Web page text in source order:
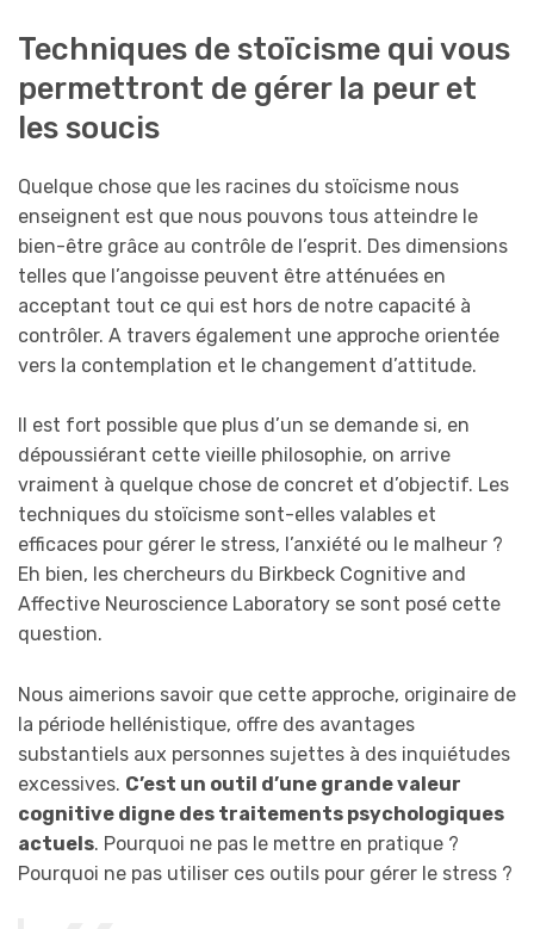
Techniques de stoïcisme qui vous
permettront de gérer la peur et
les soucis
Quelque chose que les racines du stoïcisme nous
enseignent est que nous pouvons tous atteindre le
bien-être grâce au contrôle de l’esprit. Des dimensions
telles que l’angoisse peuvent être atténuées en
acceptant tout ce qui est hors de notre capacité à
contrôler. A travers également une approche orientée
vers la contemplation et le changement d’attitude.
Il est fort possible que plus d’un se demande si, en
dépoussiérant cette vieille philosophie, on arrive
vraiment à quelque chose de concret et d’objectif. Les
techniques du stoïcisme sont-elles valables et
efficaces pour gérer le stress, l’anxiété ou le malheur ?
Eh bien, les chercheurs du Birkbeck Cognitive and
Affective Neuroscience Laboratory se sont posé cette
question.
Nous aimerions savoir que cette approche, originaire de
la période hellénistique, offre des avantages
substantiels aux personnes sujettes à des inquiétudes
excessives. C’est un outil d’une grande valeur
cognitive digne des traitements psychologiques
actuels. Pourquoi ne pas le mettre en pratique ?
Pourquoi ne pas utiliser ces outils pour gérer le stress ?